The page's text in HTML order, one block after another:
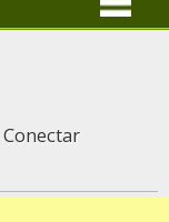
Conectar